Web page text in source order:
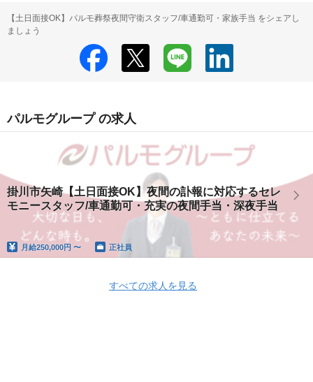
【土日面接OK】パルモ葬祭夜間守衛スタッフ/車通勤可・家族手当 をシェアし
ましょう
パルモグループ の求人
掛川市矢崎【土日面接OK】夜間の訃報に対応するセレ
モニースタッフ/車通勤可・充実の夜間手当・深夜手当
月給250,000円 〜 正社員
すべての求人を見る